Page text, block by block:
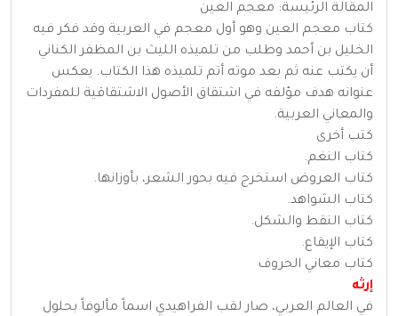
المقالة الرئيسة: معجم العين
كتاب معجم العين وهو أول معجم في العربية وقد فكر فيه
الخليل بن أحمد وطلب من تلميذه الليث بن المظفر الكناني
أن يكتب عنه ثم بعد موته أتم تلميذه هذا الكتاب. يعكس
عنوانه هدف مؤلفه في اشتقاق الأصول الاشتقاقية للمفردات
والمعاني العربية.
كتب أخرى
كتاب النغم.
كتاب العروض استخرج فيه بحور الشعر، بأوزانها.
كتاب الشواهد.
كتاب النقط والشكل.
كتاب الإيقاع.
كتاب معاني الحروف
إرثه
في العالم العربي، صار لقب الفراهيدي اسماً مألوفاً بحلول